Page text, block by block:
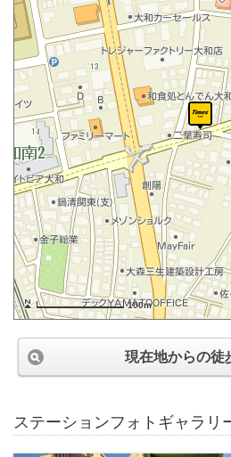
100m
現在地からの徒
ステーションフォトギャラリ